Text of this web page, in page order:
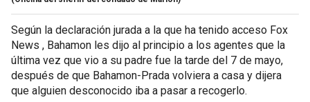
Según la declaración jurada a la que ha tenido acceso Fox
News , Bahamon les dijo al principio a los agentes que la
última vez que vio a su padre fue la tarde del 7 de mayo,
después de que Bahamon-Prada volviera a casa y dijera
que alguien desconocido iba a pasar a recogerlo.